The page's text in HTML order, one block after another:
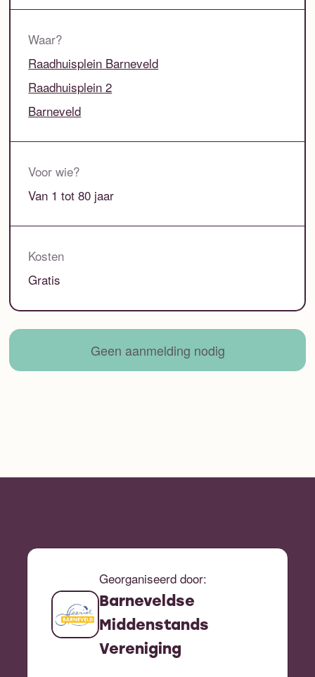
Waar?
Raadhuisplein Barneveld
Raadhuisplein 2
Barneveld
Voor wie?
Van 1 tot 80 jaar
Kosten
Gratis
Geen aanmelding nodig
Georganiseerd door:
Barneveldse
Middenstands
Vereniging